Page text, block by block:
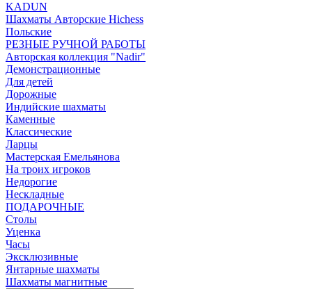
KADUN
Шахматы Авторские Hichess
Польские
РЕЗНЫЕ РУЧНОЙ РАБОТЫ
Авторская коллекция "Nadir"
Демонстрационные
Для детей
Дорожные
Индийские шахматы
Каменные
Классические
Ларцы
Мастерская Емельянова
На троих игроков
Недорогие
Нескладные
ПОДАРОЧНЫЕ
Столы
Уценка
Часы
Эксклюзивные
Янтарные шахматы
Шахматы магнитные